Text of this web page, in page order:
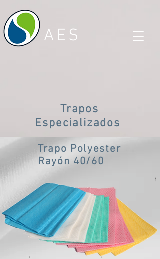
AES
Trapos
Especializados
Trapo Polyester
Rayón 40/60